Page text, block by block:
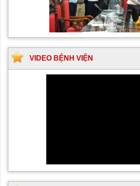
VIDEO BỆNH VIỆN